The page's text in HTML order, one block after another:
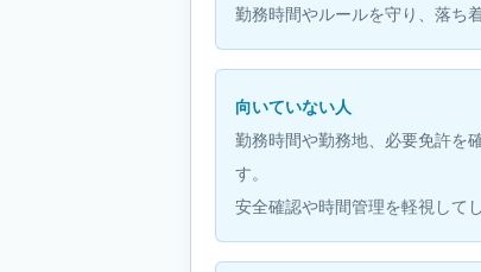
勤務時間やルールを守り、落ち
向いていない人
勤務時間や勤務地、必要免許を
す。
安全確認や時間管理を軽視して